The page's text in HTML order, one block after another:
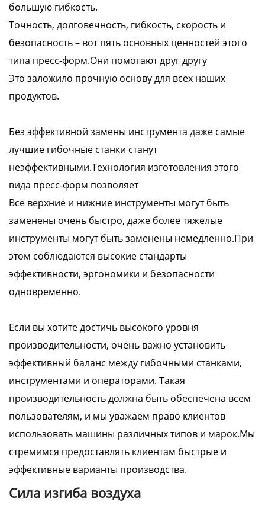
большую гибкость.
Точность, долговечность, гибкость, скорость и
безопасность – вот пять основных ценностей этого
типа пресс-форм.Они помогают друг другу
Это заложило прочную основу для всех наших
продуктов.
Без эффективной замены инструмента даже самые
лучшие гибочные станки станут
неэффективными.Технология изготовления этого
вида пресс-форм позволяет
Все верхние и нижние инструменты могут быть
заменены очень быстро, даже более тяжелые
инструменты могут быть заменены немедленно.При
этом соблюдаются высокие стандарты
эффективности, эргономики и безопасности
одновременно.
Если вы хотите достичь высокого уровня
производительности, очень важно установить
эффективный баланс между гибочными станками,
инструментами и операторами. Такая
производительность должна быть обеспечена всем
пользователям, и мы уважаем право клиентов
использовать машины различных типов и марок.Мы
стремимся предоставлять клиентам быстрые и
эффективные варианты производства.
Сила изгиба воздуха